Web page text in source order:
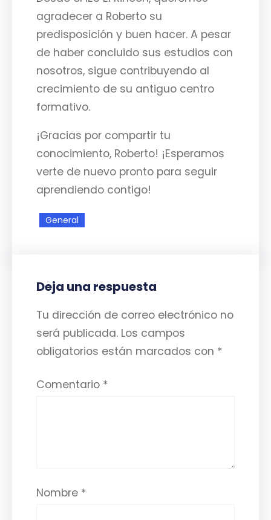
agradecer a Roberto su
predisposición y buen hacer. A pesar
de haber concluido sus estudios con
nosotros, sigue contribuyendo al
crecimiento de su antiguo centro
formativo.
¡Gracias por compartir tu
conocimiento, Roberto! ¡Esperamos
verte de nuevo pronto para seguir
aprendiendo contigo!
General
Deja una respuesta
Tu dirección de correo electrónico no
será publicada. Los campos
obligatorios están marcados con *
Comentario *
Nombre *